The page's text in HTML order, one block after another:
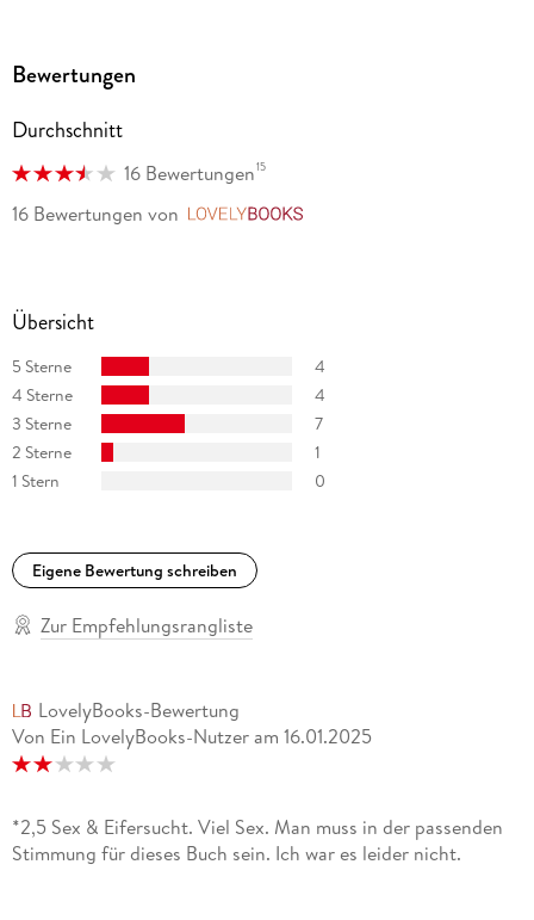
"Meine Analyse: Die Sprache ist wirklich erste Sahne. [. . .] im
"Dieses Buch ist eine Abrechnung. Eine Therapiestunde. Ein
Requiem. Ein Schrei."
Buchkultur
Bewertungen
Durchschnitt
16 Bewertungen15
16 Bewertungen von
Übersicht
5 Sterne
4
4 Sterne
4
3 Sterne
7
2 Sterne
1
1 Stern
0
Eigene Bewertung schreiben
Zur Empfehlungsrangliste
LovelyBooks-Bewertung
Von Ein LovelyBooks-Nutzer am 16.01.2025
*2,5 Sex & Eifersucht. Viel Sex. Man muss in der passenden
Stimmung für dieses Buch sein. Ich war es leider nicht.